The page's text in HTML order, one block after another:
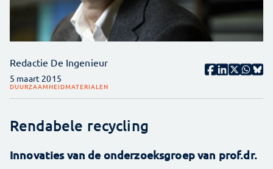
Redactie De Ingenieur
5 maart 2015
DUURZAAMHEIDMATERIALEN
Rendabele recycling
Innovaties van de onderzoeksgroep van prof.dr.